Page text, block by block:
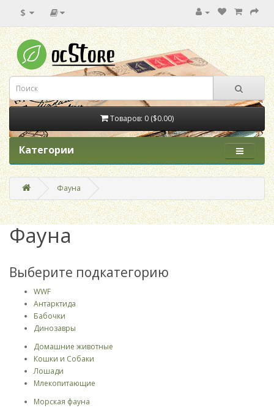
$
Товаров: 0 ($0.00)
Категории
Фауна
Фауна
Выберите подкатегорию
WWF
Антарктида
Бабочки
Динозавры
Домашние животные
Кошки и Собаки
Лошади
Млекопитающие
Морская фауна